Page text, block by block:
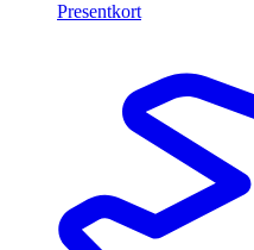
Presentkort